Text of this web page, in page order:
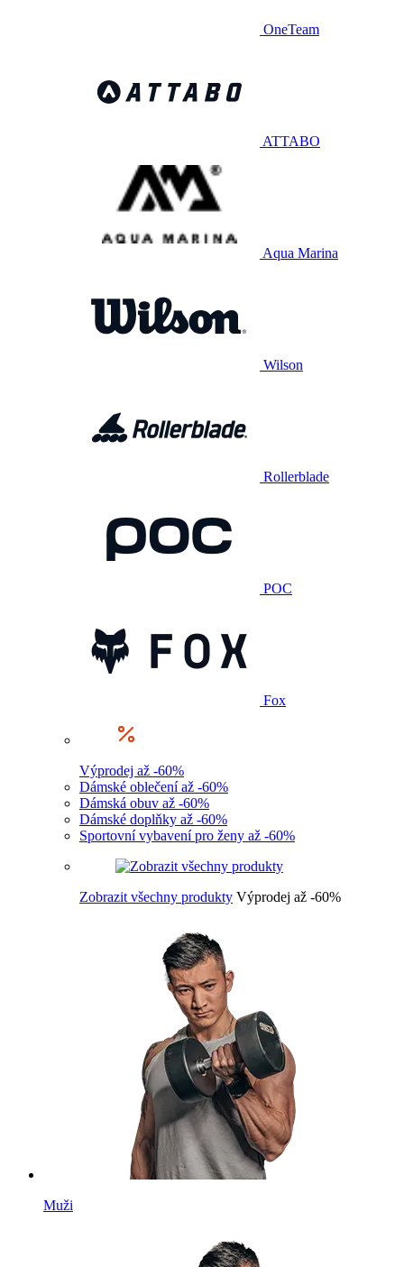
OneTeam
ATTABO
Aqua Marina
Wilson
Rollerblade
POC
Fox
Výprodej až -60%
Dámské oblečení až -60%
Dámská obuv až -60%
Dámské doplňky až -60%
Sportovní vybavení pro ženy až -60%
Zobrazit všechny produkty Výprodej až -60%
Muži